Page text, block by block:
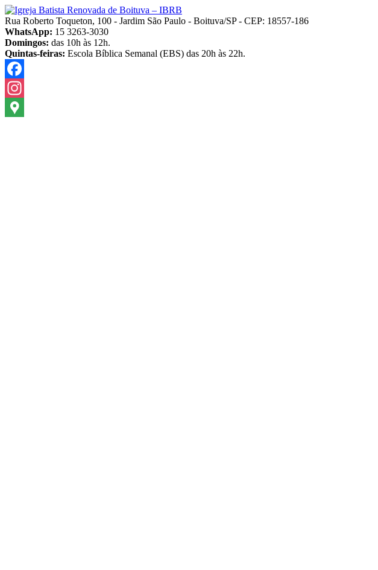
Pular
para
o
conteúdo
Rua Roberto Toqueton, 100 - Jardim São Paulo - Boituva/SP - CEP: 18557-186
WhatsApp: 15 3263-3030
Domingos: das 10h às 12h.
Quintas-feiras: Escola Bíblica Semanal (EBS) das 20h às 22h.
Facebook
Instagram